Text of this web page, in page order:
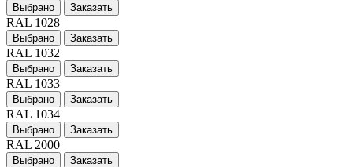
Выбрано Заказать
RAL 1028
Выбрано Заказать
RAL 1032
Выбрано Заказать
RAL 1033
Выбрано Заказать
RAL 1034
Выбрано Заказать
RAL 2000
Выбрано Заказать